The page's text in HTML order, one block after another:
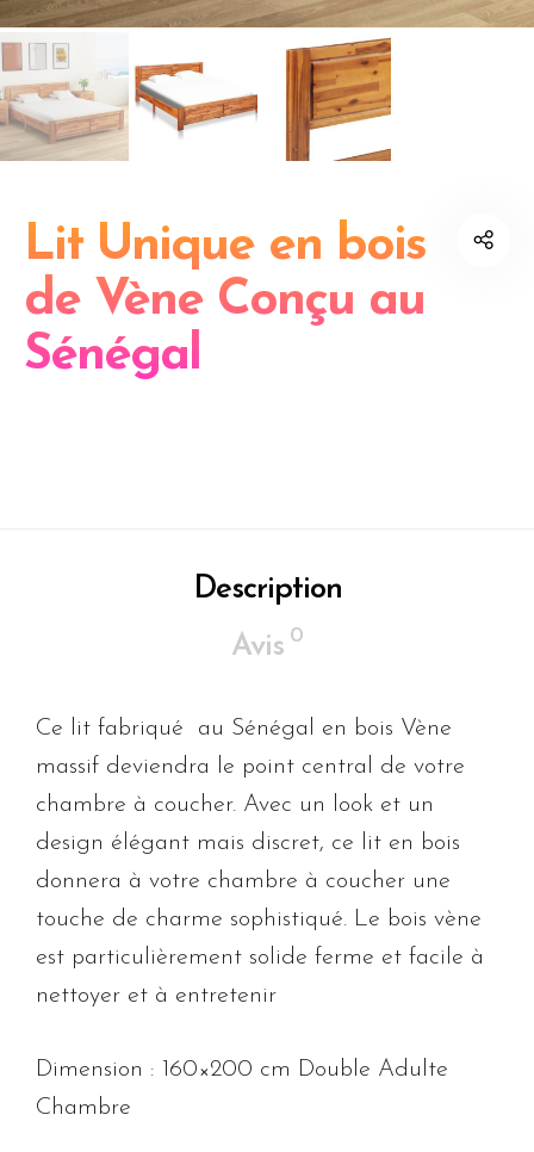
Lit Unique en bois
de Vène Conçu au
Sénégal
Description
Avis 0
Ce lit fabriqué au Sénégal en bois Vène
massif deviendra le point central de votre
chambre à coucher. Avec un look et un
design élégant mais discret, ce lit en bois
donnera à votre chambre à coucher une
touche de charme sophistiqué. Le bois vène
est particulièrement solide ferme et facile à
nettoyer et à entretenir
Dimension : 160×200 cm Double Adulte
Chambre